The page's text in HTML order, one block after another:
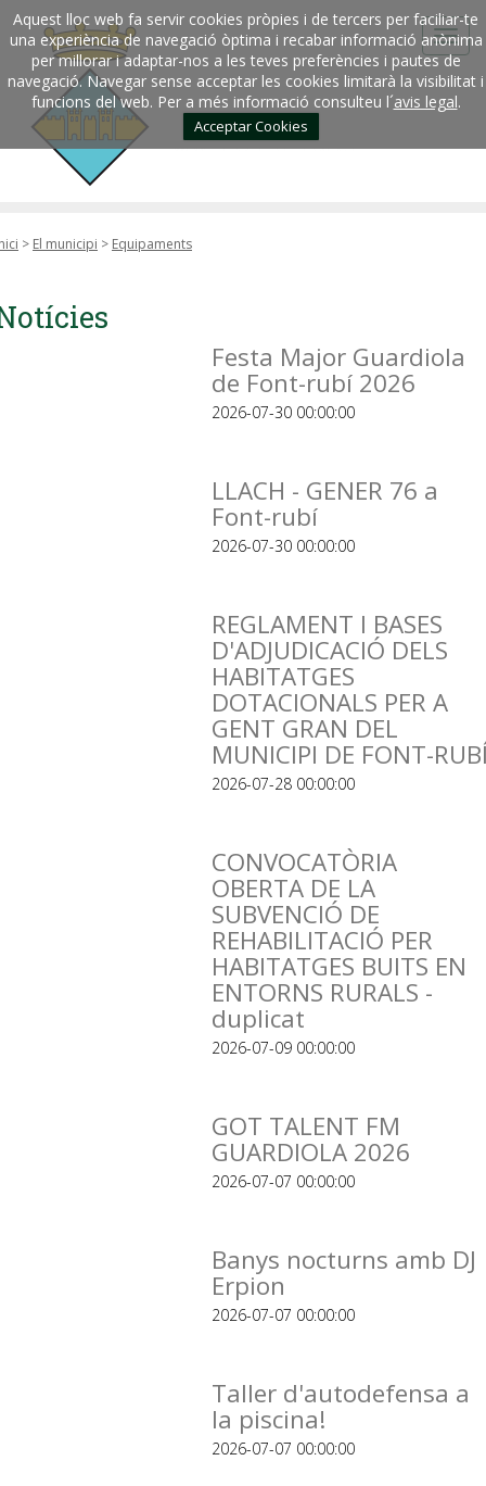
Aquest lloc web fa servir cookies pròpies i de tercers per faciliar-te
una experiència de navegació òptima i recabar informació anònima
per millorar i adaptar-nos a les teves preferències i pautes de
navegació. Navegar sense acceptar les cookies limitarà la visibilitat i
funcions del web. Per a més informació consulteu l´avis legal.
Acceptar Cookies
> El municipi > Equipaments
Festa Major Guardiola
de Font-rubí 2026
2026-07-30 00:00:00
LLACH - GENER 76 a
Font-rubí
2026-07-30 00:00:00
REGLAMENT I BASES
D'ADJUDICACIÓ DELS
HABITATGES
DOTACIONALS PER A
GENT GRAN DEL
MUNICIPI DE FONT-
2026-07-28 00:00:00
CONVOCATÒRIA
OBERTA DE LA
SUBVENCIÓ DE
REHABILITACIÓ PER
HABITATGES BUITS EN
ENTORNS RURALS -
duplicat
2026-07-09 00:00:00
GOT TALENT FM
GUARDIOLA 2026
2026-07-07 00:00:00
Banys nocturns amb DJ
Erpion
2026-07-07 00:00:00
Taller d'autodefensa a
la piscina!
2026-07-07 00:00:00